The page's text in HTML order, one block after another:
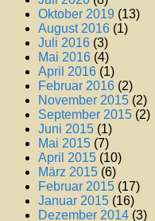
Oktober 2019 (13)
August 2016 (1)
Juli 2016 (3)
Mai 2016 (4)
April 2016 (1)
Februar 2016 (2)
November 2015 (2)
September 2015 (2)
Juni 2015 (1)
Mai 2015 (7)
April 2015 (10)
März 2015 (6)
Februar 2015 (17)
Januar 2015 (16)
Dezember 2014 (3)